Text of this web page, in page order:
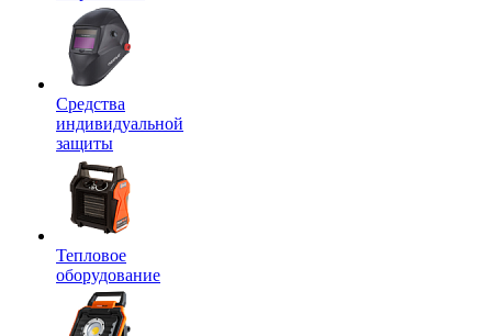
Средства
индивидуальной
защиты
Тепловое
оборудование